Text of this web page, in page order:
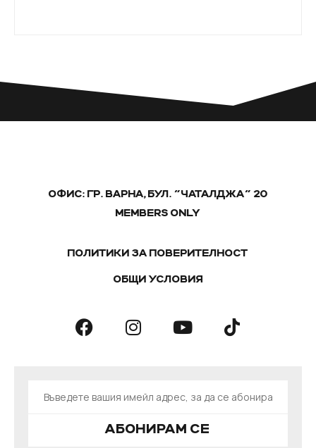
ОФИС: ГР. ВАРНА, БУЛ. "ЧАТАЛДЖА" 20
MEMBERS ONLY
ПОЛИТИКИ ЗА ПОВЕРИТЕЛНОСТ
ОБЩИ УСЛОВИЯ
АБОНИРАМ СЕ